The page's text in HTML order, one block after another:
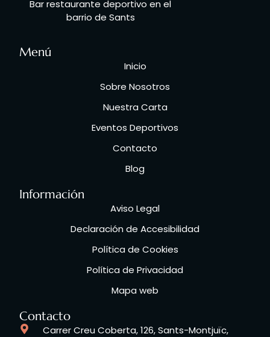
Bar restaurante deportivo en el
barrio de Sants
Menú
Inicio
Sobre Nosotros
Nuestra Carta
Eventos Deportivos
Contacto
Blog
Información
Aviso Legal
Declaración de Accesibilidad
Política de Cookies
Política de Privacidad
Mapa web
Contacto
Carrer Creu Coberta, 126, Sants-Montjuïc,